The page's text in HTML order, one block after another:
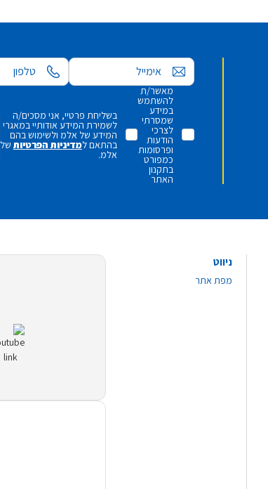
אימייל
מאשר/ת
להשתמש
במידע
שמסרתי
לצרכי
הודעות
ופרסומות
כמפורט
בתקנון
האתר
בשליחת פרטיי, אני מסכים/ה
לשמירת המידע אודותיי במאגרי
המידע של אלמ ולשימוש בהם
בהתאם למדיניות הפרטיות של
אלמ.
ניווט
מפת אתר